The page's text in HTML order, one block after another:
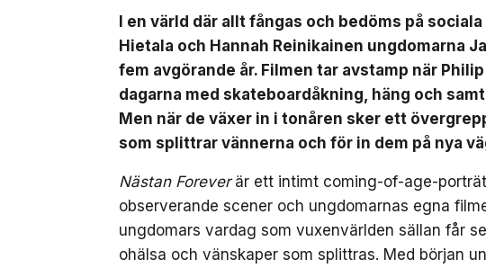
I en värld där allt fångas och bedöms på
Hietala och Hannah Reinikainen ungdomarna
fem avgörande år. Filmen tar avstamp när
dagarna med skateboardåkning, häng och
Men när de växer in i tonåren sker ett
som splittrar vännerna och för in dem på nya
Nästan Foreverär ett intimt coming-of-age-
observerande scener och ungdomarnas egna
ungdomars vardag som vuxenvärlden sällan får
ohälsa och vänskaper som splittras. Med början